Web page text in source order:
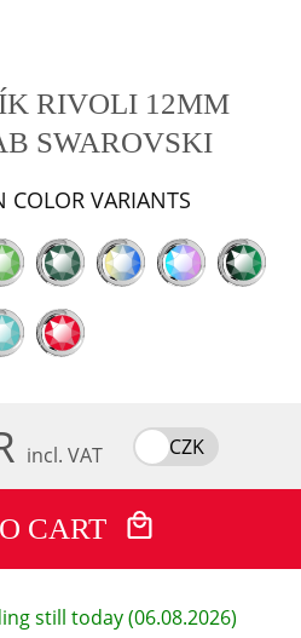
RIVOLI 12MM
SWAROVSKI
COLOR VARIANTS
incl. VAT CZK
CART
still today (06.08.2026)